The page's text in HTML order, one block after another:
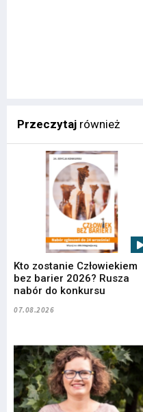
Przeczytaj również
Kto zostanie Człowiekiem
bez barier 2026? Rusza
nabór do konkursu
07.08.2026